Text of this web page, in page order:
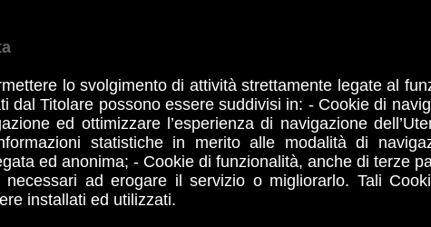
lo svolgimento di attività strettamente legate al
dal Titolare possono essere suddivisi in: - Cookie di
ed ottimizzare l’esperienza di navigazione
statistiche in merito alle modalità di
ed anonima; - Cookie di funzionalità, anche di terze
ad erogare il servizio o migliorarlo. Tali
installati ed utilizzati.